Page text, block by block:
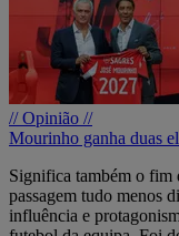
// Opinião //
Mourinho ganha duas
Significa também o fim
passagem tudo menos
influência e